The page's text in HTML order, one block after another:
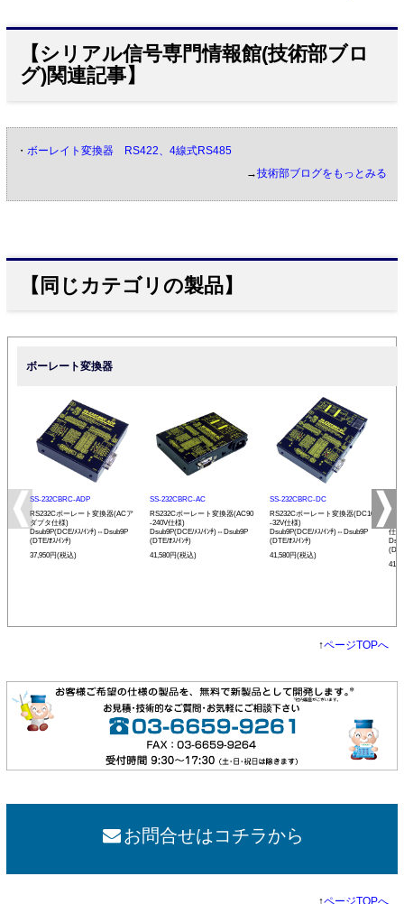
【シリアル信号専門情報館(技術部ブロ
グ)関連記事】
・ ボーレイト変換器 RS422、4線式RS485
→技術部ブログをもっとみる
【同じカテゴリの製品】
ボーレート変換器
SS-232CBRC-ADP
RS232Cボーレート変換器(ACア
ダプタ仕様)
Dsub9P(DCE/ﾒｽ/ｲﾝﾁ)⇔Dsub9P
(DTE/ｵｽ/ｲﾝﾁ)
37,950円(税込)
SS-232CBRC-AC
RS232Cボーレート変換器(AC90
-240V仕様)
Dsub9P(DCE/ﾒｽ/ｲﾝﾁ)⇔Dsub9P
(DTE/ｵｽ/ｲﾝﾁ)
41,580円(税込)
SS-232CBRC-DC
RS232Cボーレート変換器(DC10
-32V仕様)
Dsub9P(DCE/ﾒｽ/ｲﾝﾁ)⇔Dsub9P
(DTE/ｵｽ/ｲﾝﾁ)
41,580円(税込)
リ
仕
↑ページTOPへ
お問合せはコチラから
↑ページTOPへ